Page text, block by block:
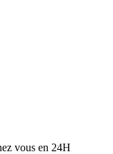
vous en 24H